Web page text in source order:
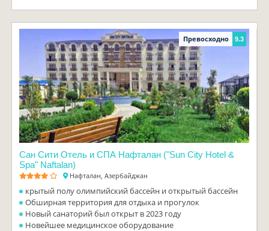
Превосходно 9.3
Сан Сити Отель и СПА Нафталан ("Sun City Hotel &
Spa" Naftalan)
Нафталан, Азербайджан
крытый полу олимпийский бассейн и открытый бассейн
Обширная территория для отдыха и прогулок
Новый санаторий был открыт в 2023 году
Новейшее медицинское оборудование